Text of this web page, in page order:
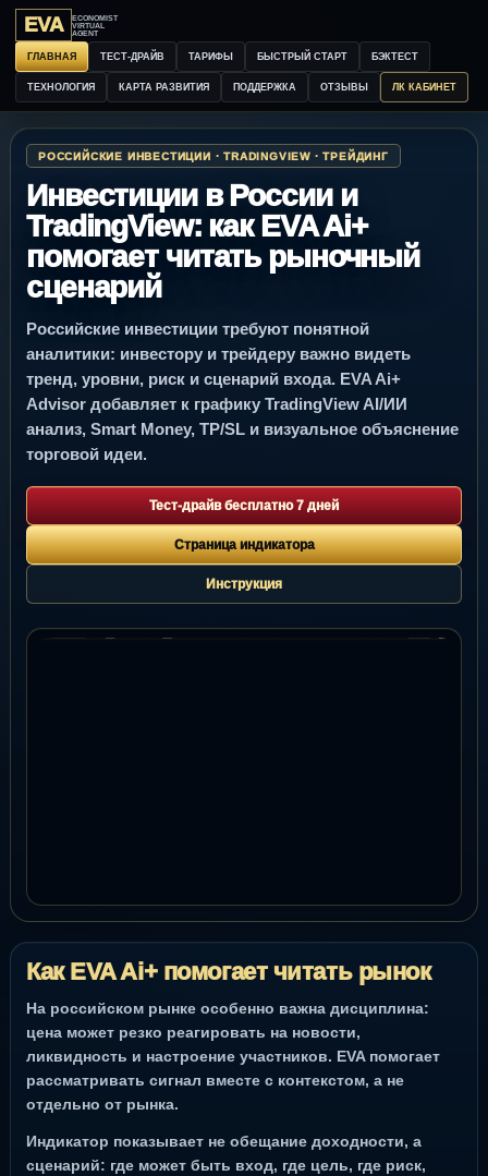
EVA
ECONOMIST
VIRTUAL
AGENT
ГЛАВНАЯ ТЕСТ-ДРАЙВ ТАРИФЫ БЫСТРЫЙ СТАРТ БЭКТЕСТ
ТЕХНОЛОГИЯ КАРТА РАЗВИТИЯ ПОДДЕРЖКА ОТЗЫВЫ ЛК КАБИНЕТ
РОССИЙСКИЕ ИНВЕСТИЦИИ · TRADINGVIEW · ТРЕЙДИНГ
Инвестиции в России и
TradingView: как EVA Ai+
помогает читать рыночный
сценарий
Российские инвестиции требуют понятной
аналитики: инвестору и трейдеру важно видеть
тренд, уровни, риск и сценарий входа. EVA Ai+
Advisor добавляет к графику TradingView AI/ИИ
анализ, Smart Money, TP/SL и визуальное объяснение
торговой идеи.
Тест-драйв бесплатно 7 дней
Страница индикатора
Инструкция
Как EVA Ai+ помогает читать рынок
На российском рынке особенно важна дисциплина:
цена может резко реагировать на новости,
ликвидность и настроение участников. EVA помогает
рассматривать сигнал вместе с контекстом, а не
отдельно от рынка.
Индикатор показывает не обещание доходности, а
сценарий: где может быть вход, где цель, где риск,